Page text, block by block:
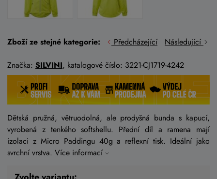
Zboží ze stejné kategorie: Předcházející Následující
Značka: SILVINI, katalogové číslo: 3221-CJ1719-4242
Dětská pružná, větruodolná, ale prodyšná bunda s kapucí,
vyrobená z tenkého softshellu. Přední díl a ramena mají
izolaci z Micro Paddingu 40g a reflexní tisk. Ideální jako
svrchní vrstva. Více informací